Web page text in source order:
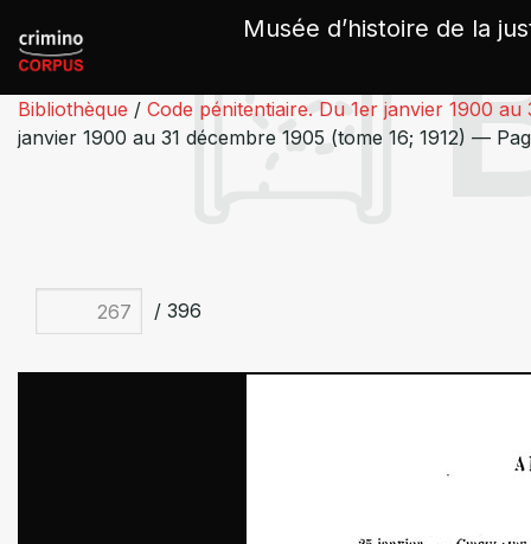
Musée d’histoire de la
Bibliothèque / Code pénitentiaire. Du 1er janvier 1900 au
janvier 1900 au 31 décembre 1905 (tome 16; 1912) —
/ 396
Panneau de gestion des cookies